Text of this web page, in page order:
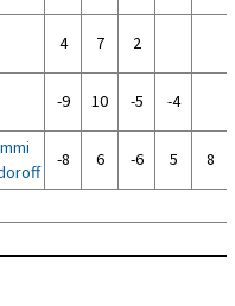
4 7 2
-9 10 -5 -4
-8 6 -6 5 8